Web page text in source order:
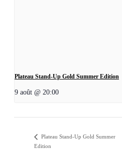
Plateau Stand-Up Gold Summer Edition
9 août @ 20:00
Plateau Stand-Up Gold Summer
Edition